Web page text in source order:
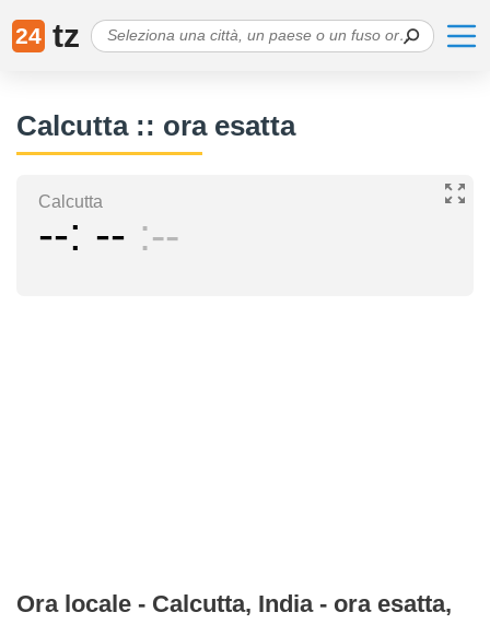
24 tz
Calcutta :: ora esatta
Calcutta
-- -- --
Ora locale - Calcutta, India - ora esatta,